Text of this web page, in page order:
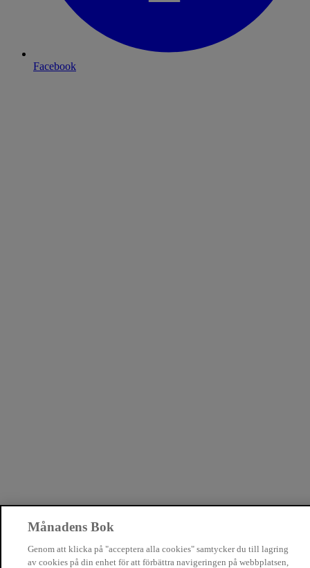
Facebook
Månadens Bok
Genom att klicka på "acceptera alla cookies" samtycker du till lagring
av cookies på din enhet för att förbättra navigeringen på webbplatsen,